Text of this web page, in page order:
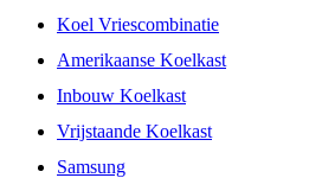
Koel Vriescombinatie
Amerikaanse Koelkast
Inbouw Koelkast
Vrijstaande Koelkast
Samsung